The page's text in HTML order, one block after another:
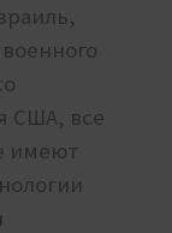
США, все
имеют